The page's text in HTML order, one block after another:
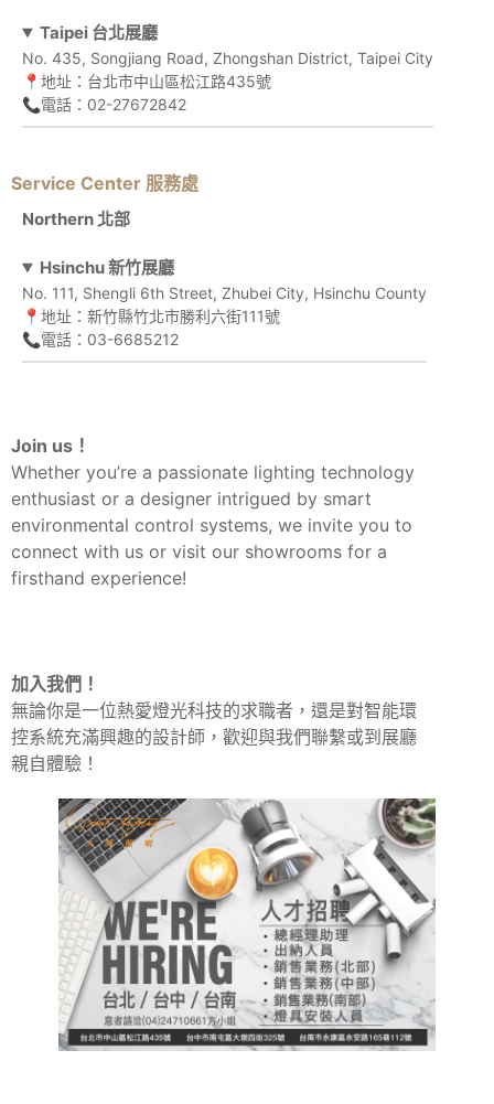
Taipei 台北展廳
No. 435, Songjiang Road, Zhongshan District, Taipei City
📍地址：台北市中山區松江路435號
📞電話：02-27672842
Service Center 服務處
Northern 北部
Hsinchu 新竹展廳
No. 111, Shengli 6th Street, Zhubei City, Hsinchu County
📍地址：新竹縣竹北市勝利六街111號
📞電話：03-6685212
Join us！
Whether you’re a passionate lighting technology
enthusiast or a designer intrigued by smart
environmental control systems, we invite you to
connect with us or visit our showrooms for a
firsthand experience!
加入我們！
無論你是一位熱愛燈光科技的求職者，還是對智能環
控系統充滿興趣的設計師，歡迎與我們聯繫或到展廳
親自體驗！